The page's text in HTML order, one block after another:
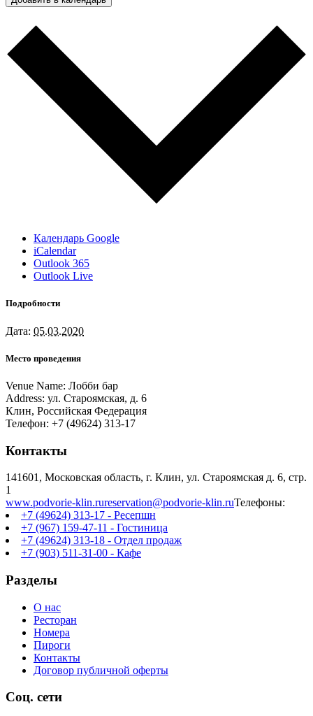
Календарь Google
iCalendar
Outlook 365
Outlook Live
Подробности
Дата: 05.03.2020
Место проведения
Venue Name: Лобби бар
Address: ул. Староямская, д. 6
Клин, Российская Федерация
Телефон: +7 (49624) 313-17
Контакты
141601, Московская область, г. Клин, ул. Староямская д. 6, стр.
1
www.podvorie-klin.rureservation@podvorie-klin.ruТелефоны:
+7 (49624) 313-17 - Ресепшн
+7 (967) 159-47-11 - Гостиница
+7 (49624) 313-18 - Отдел продаж
+7 (903) 511-31-00 - Кафе
Разделы
О нас
Ресторан
Номера
Пироги
Контакты
Договор публичной оферты
Соц. сети